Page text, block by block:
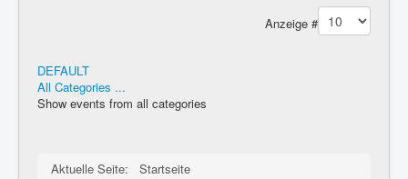
Anzeige #
DEFAULT
All Categories ...
Show events from all categories
Aktuelle Seite: Startseite